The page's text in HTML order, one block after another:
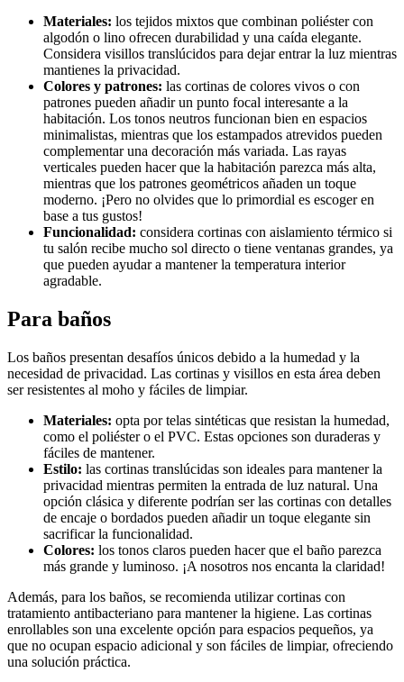
Materiales: los tejidos mixtos que combinan poliéster con
algodón o lino ofrecen durabilidad y una caída elegante.
Considera visillos translúcidos para dejar entrar la luz mientras
mantienes la privacidad.
Colores y patrones: las cortinas de colores vivos o con
patrones pueden añadir un punto focal interesante a la
habitación. Los tonos neutros funcionan bien en espacios
minimalistas, mientras que los estampados atrevidos pueden
complementar una decoración más variada. Las rayas
verticales pueden hacer que la habitación parezca más alta,
mientras que los patrones geométricos añaden un toque
moderno. ¡Pero no olvides que lo primordial es escoger en
base a tus gustos!
Funcionalidad: considera cortinas con aislamiento térmico si
tu salón recibe mucho sol directo o tiene ventanas grandes, ya
que pueden ayudar a mantener la temperatura interior
agradable.
Para baños
Los baños presentan desafíos únicos debido a la humedad y la
necesidad de privacidad. Las cortinas y visillos en esta área deben
ser resistentes al moho y fáciles de limpiar.
Materiales: opta por telas sintéticas que resistan la humedad,
como el poliéster o el PVC. Estas opciones son duraderas y
fáciles de mantener.
Estilo: las cortinas translúcidas son ideales para mantener la
privacidad mientras permiten la entrada de luz natural. Una
opción clásica y diferente podrían ser las cortinas con detalles
de encaje o bordados pueden añadir un toque elegante sin
sacrificar la funcionalidad.
Colores: los tonos claros pueden hacer que el baño parezca
más grande y luminoso. ¡A nosotros nos encanta la claridad!
Además, para los baños, se recomienda utilizar cortinas con
tratamiento antibacteriano para mantener la higiene. Las cortinas
enrollables son una excelente opción para espacios pequeños, ya
que no ocupan espacio adicional y son fáciles de limpiar, ofreciendo
una solución práctica.